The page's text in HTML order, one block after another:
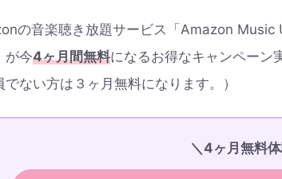
の音楽聴き放題サービス「Amazon
が今4ヶ月間無料になるお得なキャンペーン
でない方は３ヶ月無料になります。）
＼4ヶ月無料